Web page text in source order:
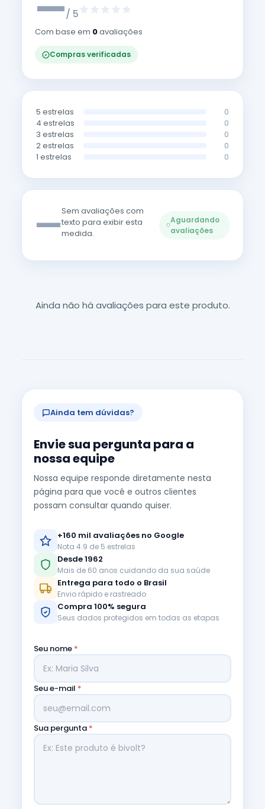
/ 5
Com base em 0avaliações
Compras verificadas
5 estrelas 0
4 estrelas 0
3 estrelas 0
2 estrelas 0
1 estrelas 0
—Sem avaliações com
texto para exibir esta
medida.
Aguardando
avaliações
Ainda não há avaliações para este produto.
Ainda tem dúvidas?
Envie sua pergunta para a
nossa equipe
Nossa equipe responde diretamente nesta
página para que você e outros clientes
possam consultar quando quiser.
+160 mil avaliações no Google
Nota 4.9 de 5 estrelas
Desde 1962
Mais de 60 anos cuidando da sua saúde
Entrega para todo o Brasil
Envio rápido e rastreado
Compra 100% segura
Seus dados protegidos em todas as etapas
Seu nome *
Seu e-mail *
Sua pergunta *